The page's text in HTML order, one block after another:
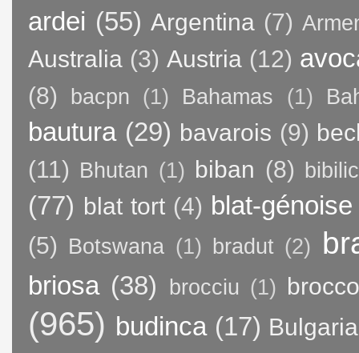
ardei (55) Argentina (7)
Australia (3) Austria (12)
(8) bacpn (1) Bahamas (1)
bautura (29) bavarois (9)
(11) Bhutan (1) biban (8)
(77) blat tort (4) blat-génoise
(5) Botswana (1) bradut (2)
briosa (38) brocciu (1)
(965) budinca (17) Bulgaria